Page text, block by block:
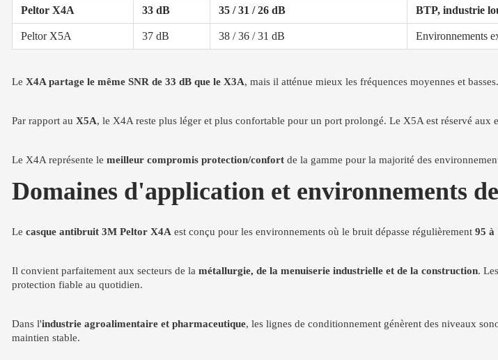
Peltor X4A 33 dB 35 / 31 / 26 dB BTP, industrie
Peltor X5A 37 dB 38 / 36 / 31 dB Environnements
Le X4A partage le même SNR de 33 dB que le X3A, mais il atténue mieux les fréquences moyennes et
Par rapport au X5A, le X4A reste plus léger et plus confortable pour un port prolongé. Le X5A est réservé
Le X4A représente le meilleur compromis protection/confort de la gamme pour la majorité des
Domaines d'application et environnements
Le casque antibruit 3M Peltor X4A est conçu pour les environnements où le bruit dépasse régulièrement 95 à
Il convient parfaitement aux secteurs de la métallurgie, de la menuiserie industrielle et de la construction.
protection fiable au quotidien.
Dans l'industrie agroalimentaire et pharmaceutique, les lignes de conditionnement génèrent des niveaux
maintien stable.